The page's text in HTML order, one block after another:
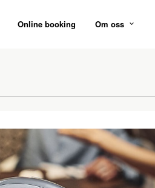
Online booking Om oss